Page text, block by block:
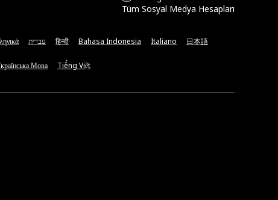
Tüm Sosyal Medya Hesapları
עברית हिन्दी Bahasa Indonesia Italiano 日本語
Мова Tiếng Việt